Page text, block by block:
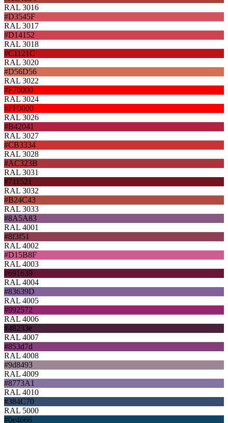
RAL 3016
#D3545F
RAL 3017
#D14152
RAL 3018
#C1121C
RAL 3020
#D56D56
RAL 3022
#F70000
RAL 3024
#FF0000
RAL 3026
#B42041
RAL 3027
#CB3334
RAL 3028
#AC323B
RAL 3031
#711521
RAL 3032
#B24C43
RAL 3033
#8A5A83
RAL 4001
#8f3f51
RAL 4002
#D15B8F
RAL 4003
#691639
RAL 4004
#83639D
RAL 4005
#992572
RAL 4006
#48233e
RAL 4007
#853d7d
RAL 4008
#9d8493
RAL 4009
#8773A1
RAL 4010
#384C70
RAL 5000
#0e4666